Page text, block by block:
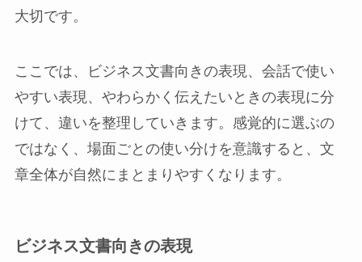
大切です。
ここでは、ビジネス文書向きの表現、会話で使い
やすい表現、やわらかく伝えたいときの表現に分
けて、違いを整理していきます。感覚的に選ぶの
ではなく、場面ごとの使い分けを意識すると、文
章全体が自然にまとまりやすくなります。
ビジネス文書向きの表現